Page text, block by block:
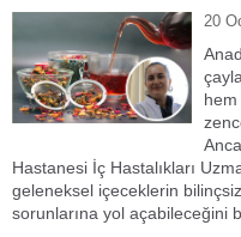
20
hem
Hastanesi İç Hastalıkları
geleneksel içeceklerin
sorunlarına yol açabileceğini